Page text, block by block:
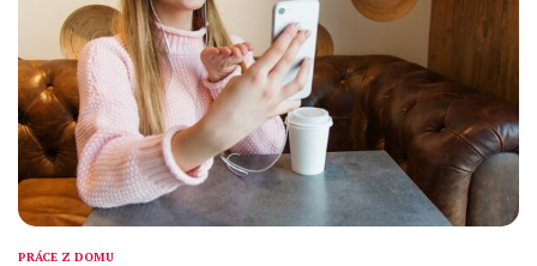
PRÁCE Z DOMU